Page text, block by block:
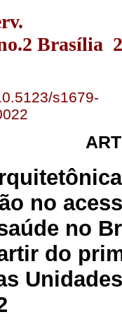
Brasília
s1679-
no
no
do